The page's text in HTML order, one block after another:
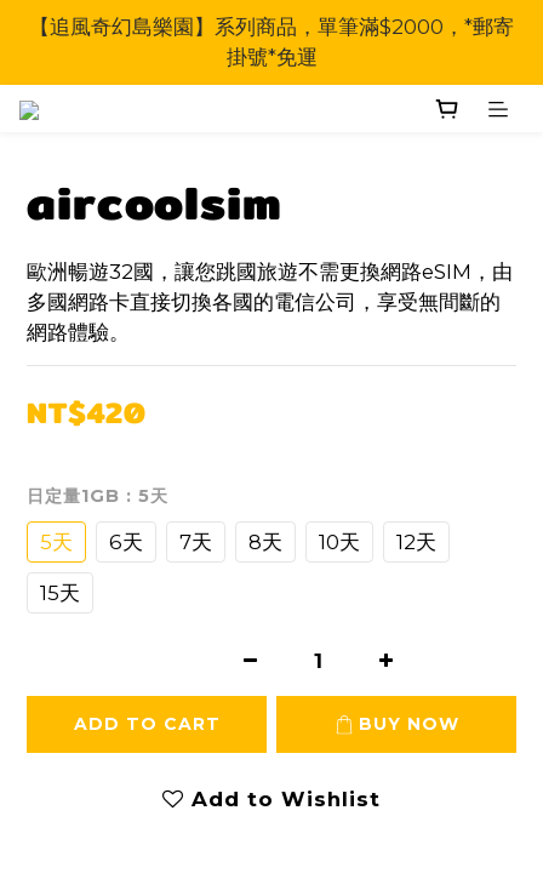
【追風奇幻島樂園】系列商品，單筆滿$2000，*郵寄
掛號*免運
aircoolsim
歐洲暢遊32國，讓您跳國旅遊不需更換網路eSIM，由
多國網路卡直接切換各國的電信公司，享受無間斷的
網路體驗。
NT$420
日定量1GB : 5天
5天 6天 7天 8天 10天 12天
15天
ADD TO CART BUY NOW
Add to Wishlist